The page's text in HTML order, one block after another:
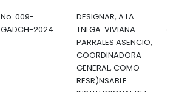
No. 009-
GADCH-2024
DESIGNAR, A LA
TNLGA. VIVIANA
PARRALES ASENCIO,
COORDINADORA
GENERAL, COMO
RESR)NSABLE